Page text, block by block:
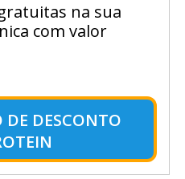
na sua
com valor
DE DESCONTO